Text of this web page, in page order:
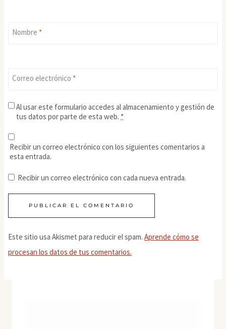
Nombre *
Correo electrónico *
Al usar este formulario accedes al almacenamiento y gestión de
tus datos por parte de esta web. *
Recibir un correo electrónico con los siguientes comentarios a
esta entrada.
Recibir un correo electrónico con cada nueva entrada.
Este sitio usa Akismet para reducir el spam. Aprende cómo se
procesan los datos de tus comentarios.